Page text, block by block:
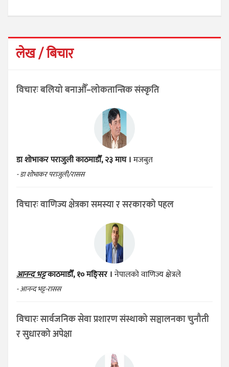
लेख / बिचार
विचारः बलियो बनाऔँ–लोकतान्त्रिक संस्कृति
डा शोभाकर पराजुलीकाठमाडौँ, २३ माघ ।मजबुत
- डा शोभाकर पराजुली/रासस
विचारः वाणिज्य क्षेत्रका समस्या र सरकारको पहल
आनन्द भट्टकाठमाडौँ, १० मङ्सिर ।नेपालको वाणिज्य क्षेत्रले
- आनन्द भट्ट-रासस
विचारः सार्वजनिक सेवा प्रशारण संस्थाको सञ्चालनका चुनौती
र सुधारको अपेक्षा